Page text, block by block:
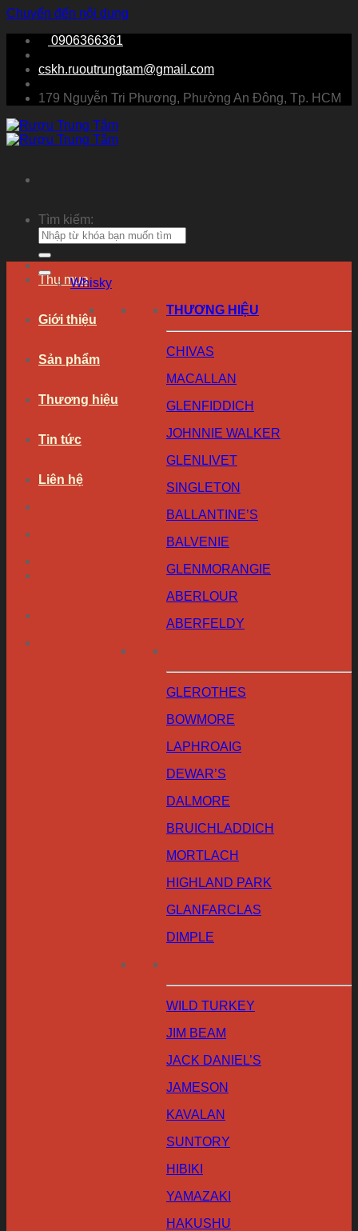
Chuyển đến nội dung
0906366361
cskh.ruoutrungtam@gmail.com
179 Nguyễn Tri Phương, Phường An Đông, Tp. HCM
Tìm kiếm:
Thu mua
Giới thiệu
Sản phẩm
Thương hiệu
Tin tức
Liên hệ
Whisky
THƯƠNG HIỆU
CHIVAS
MACALLAN
GLENFIDDICH
JOHNNIE WALKER
GLENLIVET
SINGLETON
BALLANTINE’S
BALVENIE
GLENMORANGIE
ABERLOUR
ABERFELDY
GLEROTHES
BOWMORE
LAPHROAIG
DEWAR’S
DALMORE
BRUICHLADDICH
MORTLACH
HIGHLAND PARK
GLANFARCLAS
DIMPLE
WILD TURKEY
JIM BEAM
JACK DANIEL’S
JAMESON
KAVALAN
SUNTORY
HIBIKI
YAMAZAKI
HAKUSHU